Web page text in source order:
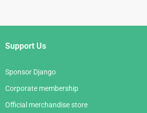
Support Us
Sponsor Django
Corporate membership
Official merchandise store